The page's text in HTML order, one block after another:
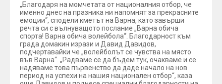
„Благодаря на момчетата от националния отбор, че
именно днес на празника ни напомнят за прекрасните
емоции“, сподели кметът на Варна, като завърши
речта си с вълнуващото послание „Варна обича
спорта! Варна обича волейбола“. Благодарност към
града домакин изрази и Давид Давидов,
подчертавайки че „волейболът се чувства на място
във Варна“. „Радваме се да бъдем тук, очакваме и се
надяваме това първенство да даде начало на нов
период на успехи на нашия национален отбор“, каза